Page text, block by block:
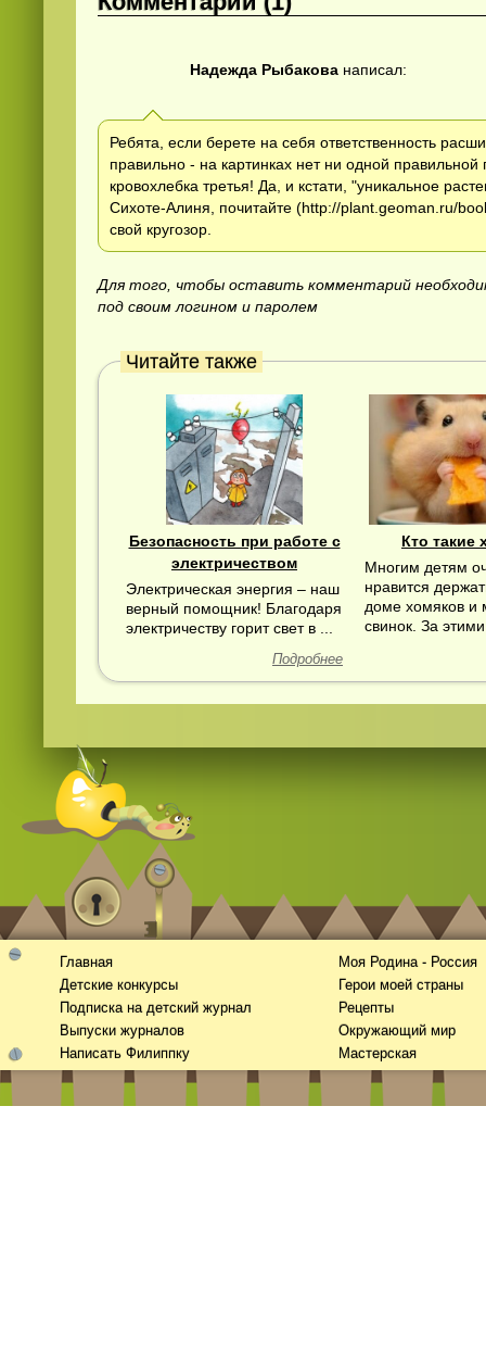
Надежда Рыбакова написал:
Ребята, если берете на себя ответственность
правильно - на картинках нет ни одной
кровохлебка третья! Да, и кстати, "уникальное
Сихоте-Алиня, почитайте (http://plant.geoman.ru/
свой кругозор.
Для того, чтобы оставить комментарий
под своим логином и паролем
Читайте также
Безопасность при работе с
электричеством
Электрическая энергия – наш
верный помощник! Благодаря
электричеству горит свет в ...
Подробнее
Кто такие
Многим детям
нравится
доме хомяков и
свинок. За
Главная
Детские конкурсы
Подписка на детский журнал
Выпуски журналов
Написать Филиппку
Моя Родина - Россия
Герои моей страны
Рецепты
Окружающий мир
Мастерская